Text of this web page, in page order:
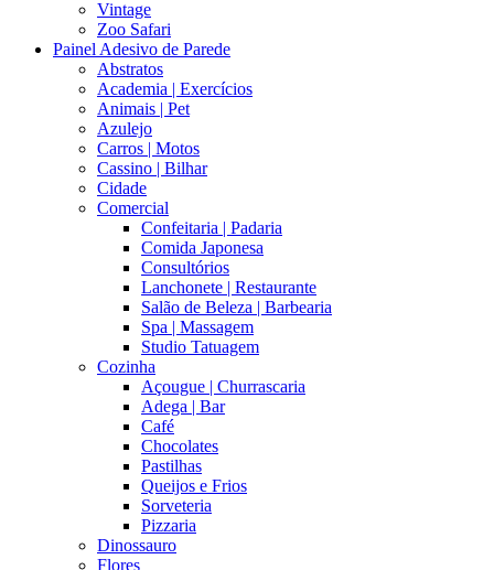
Vintage
Zoo Safari
Painel Adesivo de Parede
Abstratos
Academia | Exercícios
Animais | Pet
Azulejo
Carros | Motos
Cassino | Bilhar
Cidade
Comercial
Confeitaria | Padaria
Comida Japonesa
Consultórios
Lanchonete | Restaurante
Salão de Beleza | Barbearia
Spa | Massagem
Studio Tatuagem
Cozinha
Açougue | Churrascaria
Adega | Bar
Café
Chocolates
Pastilhas
Queijos e Frios
Sorveteria
Pizzaria
Dinossauro
Flores